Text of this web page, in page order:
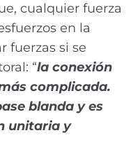
cualquier fuerza
en la
fuerzas si se
“la conexión
complicada.
blanda y es
unitaria y